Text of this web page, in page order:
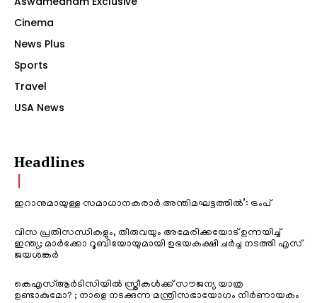
Cinema
News Plus
Sports
Travel
USA News
Headlines
ഇറാനുമായുള്ള സമാധാനകരാർ അന്തിമഘട്ടത്തിൽ‌’: ട്രംപ്
വിസ പ്രതിസന്ധികളും, തീരുവയും അമേരിക്കയോട് ഉന്നയിച്ച്
ഇന്ത്യ; മാർക്കോ റൂബിയോയുമായി ഉഭയകക്ഷി ചർച്ച നടത്തി എസ്
ജയശങ്കർ
കെഎസ്ആർടിസിയിൽ സ്ത്രീകൾക്ക് സൗജന്യ യാത്ര
ഉണ്ടാകുമോ? ; നാളെ നടക്കുന്ന മന്ത്രിസഭായോഗം നിർണായകം